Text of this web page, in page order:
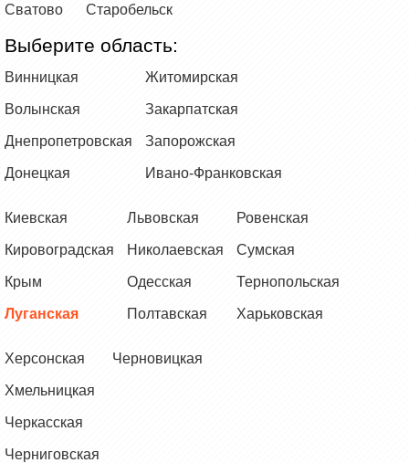
Сватово Старобельск
Выберите область:
Винницкая
Волынская
Днепропетровская
Донецкая
Житомирская
Закарпатская
Запорожская
Ивано-Франковская
Киевская
Кировоградская
Крым
Луганская
Львовская
Николаевская
Одесская
Полтавская
Ровенская
Сумская
Тернопольская
Харьковская
Херсонская
Хмельницкая
Черкасская
Черниговская
Черновицкая